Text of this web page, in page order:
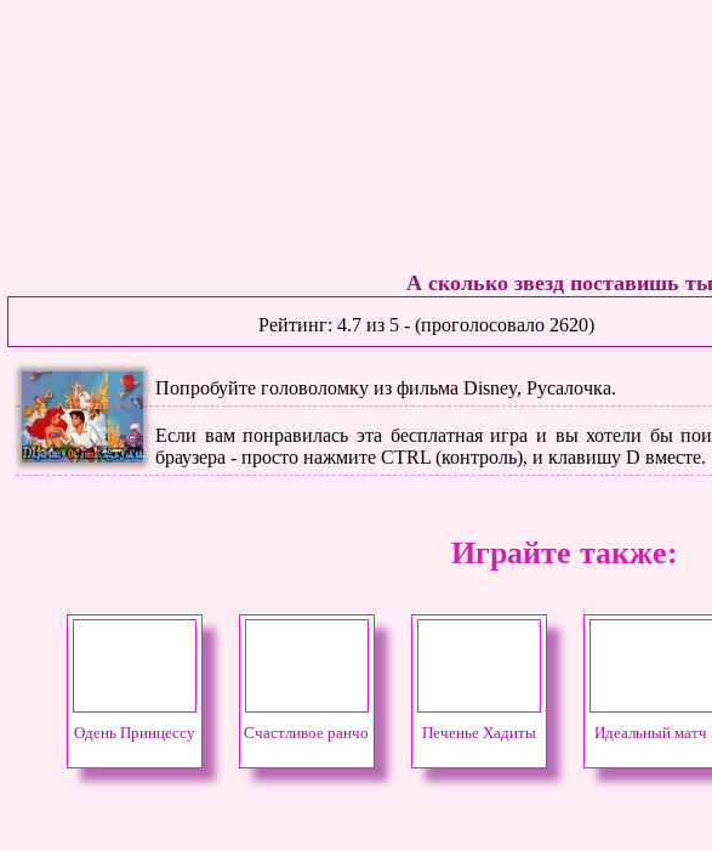
А сколько звезд поставишь
Рейтинг:4.7 из 5 - (проголосовало 2620)
Попробуйте головоломку из фильма Disney, Русалочка.
Если вам понравилась эта бесплатная игра и вы хотели бы
браузера - просто нажмите CTRL (контроль), и клавишу D вместе.
Играйте также:
Одень Принцессу Счастливое ранчо Печенье Хадиты Идеальный матч